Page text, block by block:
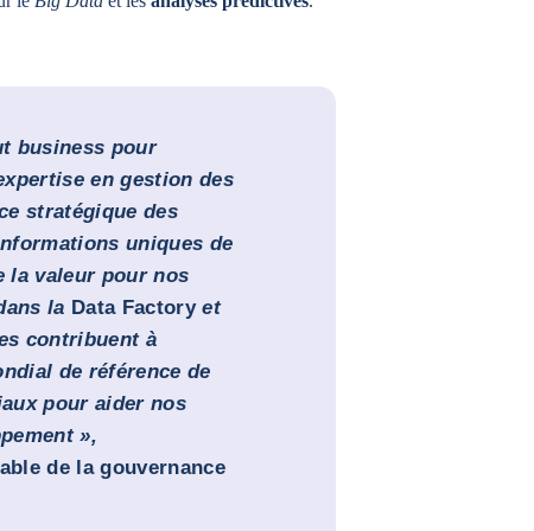
business pour
en gestion des
stratégique des
uniques de
la valeur pour nos
la Data Factoryet
contribuent à
de référence de
pour aider nos
»,
de la gouvernance